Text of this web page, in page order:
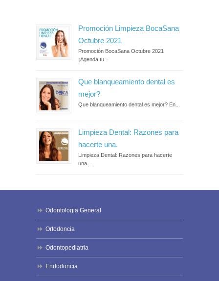
Promoción Limpieza BocaSana
Octubre 2021
Promoción BocaSana Octubre 2021
¡Agenda tu...
Que blanqueamiento dental es
mejor?
Que blanqueamiento dental es mejor? En...
Limpieza Dental: Razones para
hacerte una.
Limpieza Dental: Razones para hacerte
una....
Odontologia General
Ortodoncia
Odontopediatria
Endodoncia